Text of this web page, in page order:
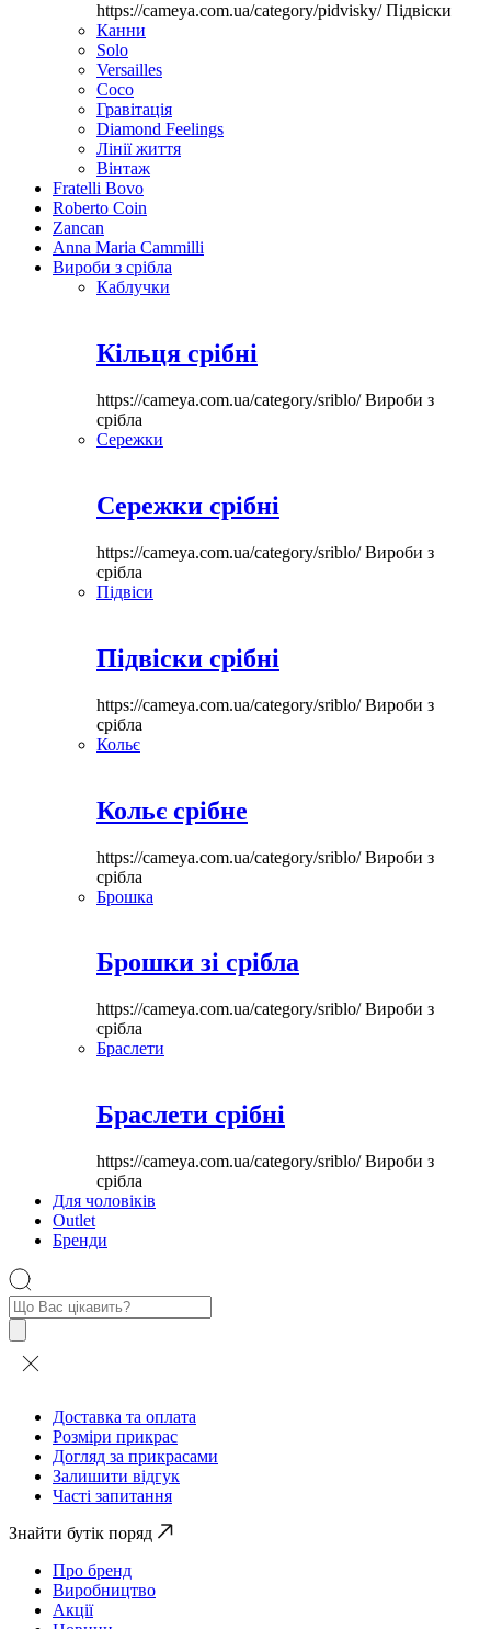
https://cameya.com.ua/category/pidvisky/Підвіски
Канни
Solo
Versailles
Coco
Гравітація
Diamond Feelings
Лінії життя
Вінтаж
Fratelli Bovo
Roberto Coin
Zancan
Anna Maria Cammilli
Вироби з срібла
Каблучки
Кільця срібні
https://cameya.com.ua/category/sriblo/Вироби з
срібла
Сережки
Сережки срібні
https://cameya.com.ua/category/sriblo/Вироби з
срібла
Підвіси
Підвіски срібні
https://cameya.com.ua/category/sriblo/Вироби з
срібла
Кольє
Кольє срібне
https://cameya.com.ua/category/sriblo/Вироби з
срібла
Брошка
Брошки зі срібла
https://cameya.com.ua/category/sriblo/Вироби з
срібла
Браслети
Браслети срібні
https://cameya.com.ua/category/sriblo/Вироби з
срібла
Для чоловіків
Outlet
Бренди
Пошук
товарів
Доставка та оплата
Розміри прикрас
Догляд за прикрасами
Залишити відгук
Часті запитання
Знайти бутік поряд
Про бренд
Виробництво
Акції